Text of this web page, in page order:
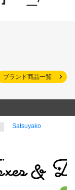
ブランド商品一覧
Satsuyako